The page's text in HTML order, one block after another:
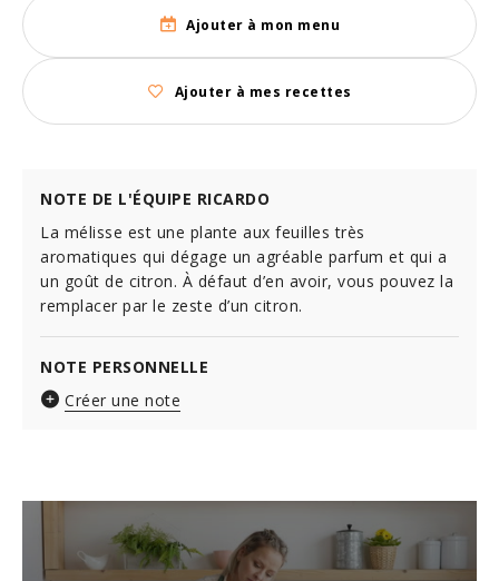
Ajouter à mon menu
Ajouter à mes recettes
NOTE DE L'ÉQUIPE RICARDO
La mélisse est une plante aux feuilles très
aromatiques qui dégage un agréable parfum et qui a
un goût de citron. À défaut d’en avoir, vous pouvez la
remplacer par le zeste d’un citron.
NOTE PERSONNELLE
Créer une note